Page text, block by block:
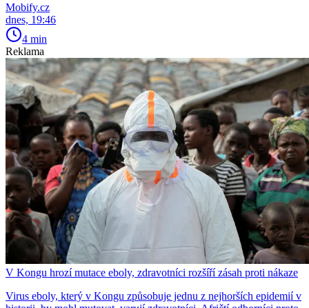
Mobify.cz
dnes, 19:46
4 min
Reklama
V Kongu hrozí mutace eboly, zdravotníci rozšíří zásah proti nákaze
Virus eboly, který v Kongu způsobuje jednu z nejhorších epidemií v